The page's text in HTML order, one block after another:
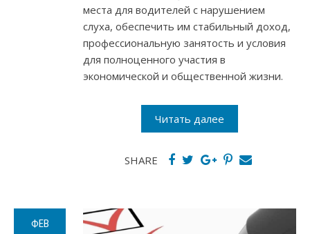
места для водителей с нарушением
слуха, обеспечить им стабильный доход,
профессиональную занятость и условия
для полноценного участия в
экономической и общественной жизни.
Читать далее
SHARE
ФЕВ